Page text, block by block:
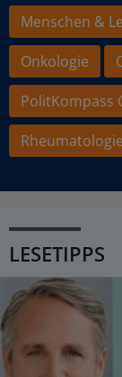
Menschen &
Onkologie
PolitKompass
Rheumatologie
LESETIPPS